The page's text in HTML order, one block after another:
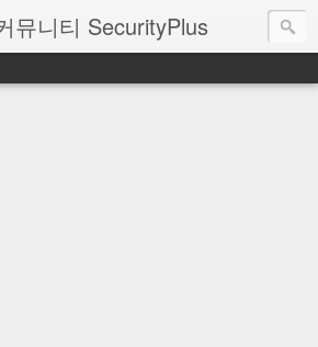
뮤니티 SecurityPlus